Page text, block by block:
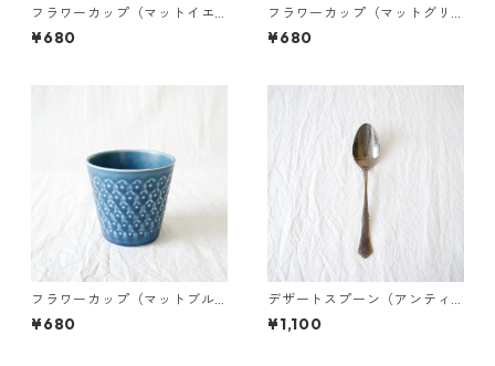
フラワーカップ（マットイエ
ロー）
¥680
フラワーカップ（マットグリ
ーン）
¥680
フラワーカップ（マットブル
ー）
¥680
デザートスプーン（アンティ
ークゴールド）
¥1,100